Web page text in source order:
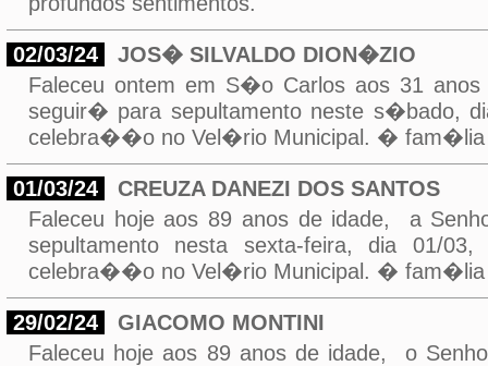
02/03/24
JOS� SILVALDO DION�ZIO
Faleceu ontem em S�o Carlos aos 31
seguir� para sepultamento neste s�bado,
celebra��o no Vel�rio Municipal. � fam�lia
01/03/24
CREUZA DANEZI DOS SANTOS
Faleceu hoje aos 89 anos de idade, a
sepultamento nesta sexta-feira, dia 01/
celebra��o no Vel�rio Municipal. � fam�lia
29/02/24
GIACOMO MONTINI
Faleceu hoje aos 89 anos de idade, o